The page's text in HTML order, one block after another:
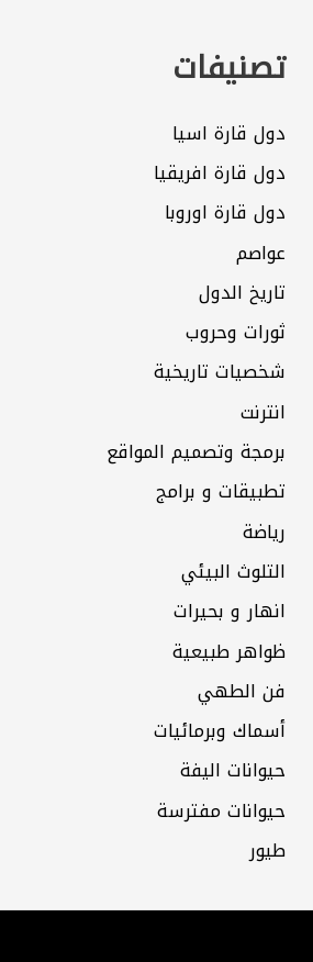
تصنيفات
دول قارة اسيا
دول قارة افريقيا
دول قارة اوروبا
عواصم
تاريخ الدول
ثورات وحروب
شخصيات تاريخية
انترنت
برمجة وتصميم المواقع
تطبيقات و برامج
رياضة
التلوث البيئي
انهار و بحيرات
ظواهر طبيعية
فن الطهي
أسماك وبرمائيات
حيوانات اليفة
حيوانات مفترسة
طيور